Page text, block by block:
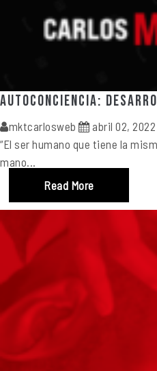
Autoconciencia:
mktcarlosweb
abril 02, 2022
“El ser humano que tiene la
mano...
Read More